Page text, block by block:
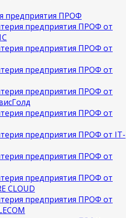
предприятия ПРОФ
предприятия ПРОФ от
предприятия ПРОФ от
предприятия ПРОФ от
предприятия ПРОФ от
предприятия ПРОФ от
предприятия ПРОФ от IT-
предприятия ПРОФ от
предприятия ПРОФ от
CLOUD
предприятия ПРОФ от